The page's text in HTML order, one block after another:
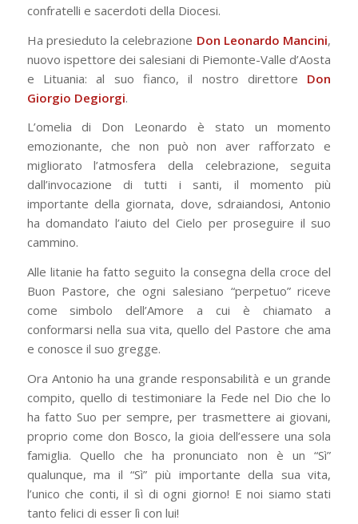
confratelli e sacerdoti della Diocesi.
Ha presieduto la celebrazione Don Leonardo Mancini,
nuovo ispettore dei salesiani di Piemonte-Valle d’Aosta
e Lituania: al suo fianco, il nostro direttore Don
Giorgio Degiorgi.
L’omelia di Don Leonardo è stato un momento
emozionante, che non può non aver rafforzato e
migliorato l’atmosfera della celebrazione, seguita
dall’invocazione di tutti i santi, il momento più
importante della giornata, dove, sdraiandosi, Antonio
ha domandato l’aiuto del Cielo per proseguire il suo
cammino.
Alle litanie ha fatto seguito la consegna della croce del
Buon Pastore, che ogni salesiano “perpetuo” riceve
come simbolo dell’Amore a cui è chiamato a
conformarsi nella sua vita, quello del Pastore che ama
e conosce il suo gregge.
Ora Antonio ha una grande responsabilità e un grande
compito, quello di testimoniare la Fede nel Dio che lo
ha fatto Suo per sempre, per trasmettere ai giovani,
proprio come don Bosco, la gioia dell’essere una sola
famiglia. Quello che ha pronunciato non è un “Sì”
qualunque, ma il “Sì” più importante della sua vita,
l’unico che conti, il sì di ogni giorno! E noi siamo stati
tanto felici di esser lì con lui!